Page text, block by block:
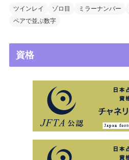
ツインレイ ゾロ目 ミラーナンバー
ペアで並ぶ数字
資格